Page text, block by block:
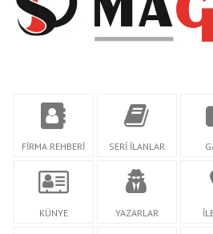
FİRMA REHBERİ SERİ İLANLAR
KÜNYE YAZARLAR